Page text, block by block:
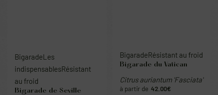
BigaradeLes
indispensablesRésistant
au froid
Bigarade de Seville
BigaradeRésistant au froid
Bigarade du Vatican
Citrus auriantum 'Fasciata'
42.00€